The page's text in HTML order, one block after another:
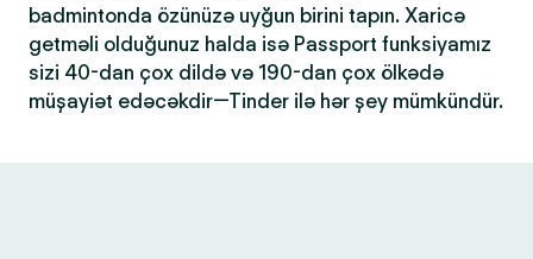
badmintonda özünüzə uyğun birini tapın. Xaricə
getməli olduğunuz halda isə Passport funksiyamız
sizi 40-dan çox dildə və 190-dan çox ölkədə
müşayiət edəcəkdir—Tinder ilə hər şey mümkündür.